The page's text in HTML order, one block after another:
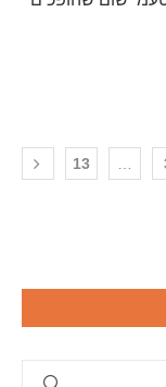
13